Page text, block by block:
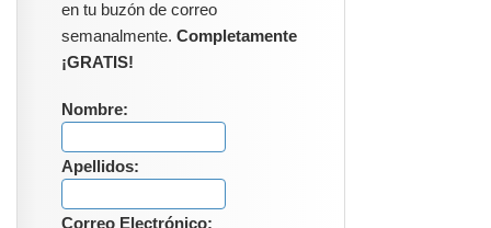
en tu buzón de correo
semanalmente. Completamente
¡GRATIS!
Nombre:
Apellidos:
Correo Electrónico: